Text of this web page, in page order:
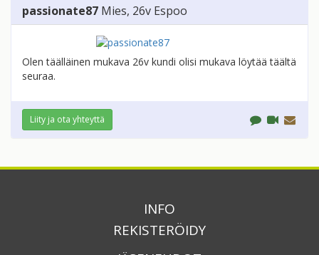
passionate87 Mies, 26v Espoo
Olen täälläinen mukava 26v kundi olisi mukava löytää täältä
seuraa.
Liity ja ota yhteyttä
INFO
REKISTERÖIDY